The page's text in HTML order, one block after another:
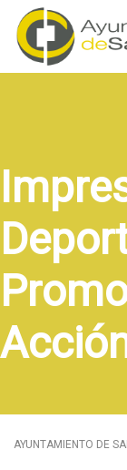
AYUNTAMIENTO DE